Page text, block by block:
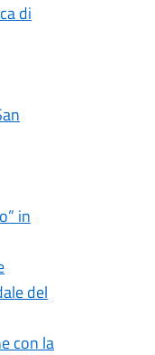
di
in
del
con la